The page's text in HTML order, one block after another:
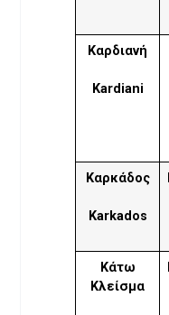
Καρδιανή
Kardiani
Καρκάδος
Karkados
Κάτω
Κλείσμα